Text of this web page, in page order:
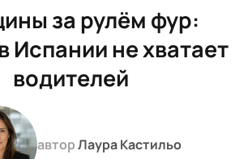
за рулём фур:
Испании не хватает
водителей
авторЛаура Кастильо